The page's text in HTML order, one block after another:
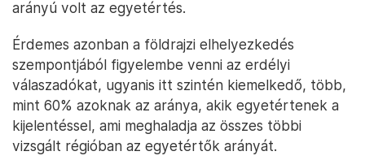
arányú volt az egyetértés.
Érdemes azonban a földrajzi elhelyezkedés
szempontjából figyelembe venni az erdélyi
válaszadókat, ugyanis itt szintén kiemelkedő, több,
mint 60% azoknak az aránya, akik egyetértenek a
kijelentéssel, ami meghaladja az összes többi
vizsgált régióban az egyetértők arányát.